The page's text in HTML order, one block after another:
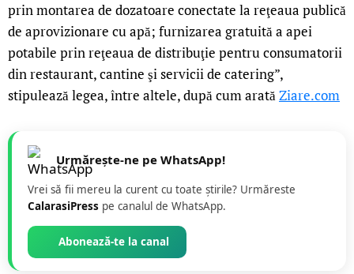
prin montarea de dozatoare conectate la reţeaua publică
de aprovizionare cu apă; furnizarea gratuită a apei
potabile prin reţeaua de distribuţie pentru consumatorii
din restaurant, cantine şi servicii de catering”,
stipulează legea, între altele, după cum aratăZiare.com
Urmărește-ne pe WhatsApp!
Vrei să fii mereu la curent cu toate știrile? Urmăreste
CalarasiPress pe canalul de WhatsApp.
Abonează-te la canal